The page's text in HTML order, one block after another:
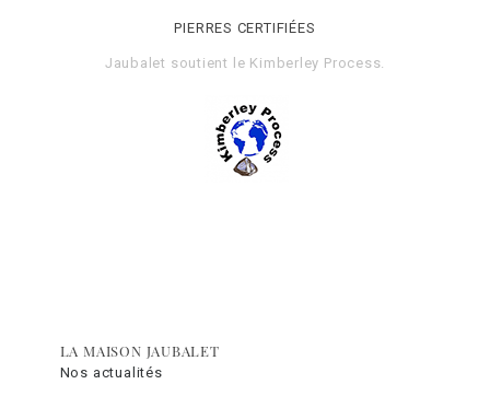
PIERRES CERTIFIÉES
Jaubalet soutient le Kimberley Process.
LA MAISON JAUBALET
Nos actualités